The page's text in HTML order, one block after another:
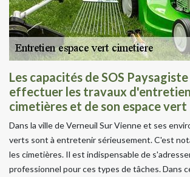
Les capacités de SOS
effectuer les travaux
cimetières et de son espace vert
Dans la ville de Verneuil Sur Vienne et ses
verts sont à entretenir sérieusement. C'est
les cimetières. Il est indispensable de
professionnel pour ces types de tâches. Dans